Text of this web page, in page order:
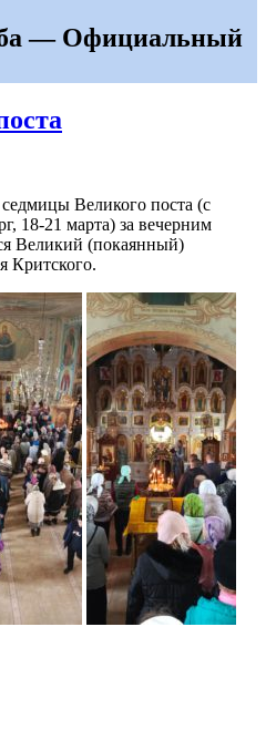
— Официальный
Великого поста (с
18-21 марта) за вечерним
Великий (покаянный)
Критского.